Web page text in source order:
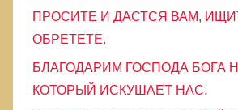
ПРОСИТЕ И ДАСТСЯ ВАМ,
ОБРЕТЕТЕ.
БЛАГОДАРИМ ГОСПОДА БОГА
КОТОРЫЙ ИСКУШАЕТ НАС.